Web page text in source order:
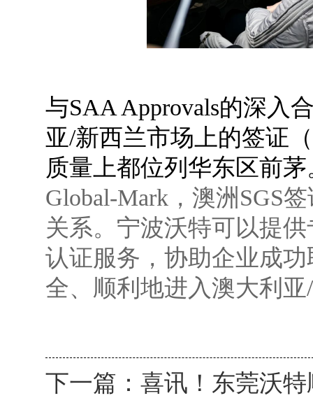
与SAA Approvals的深入
亚/新西兰市场上的签证
质量上都位列华东区前茅
Global-Mark ，澳洲 SGS
关系。 宁波沃特可以提
认证服务，协助企业成
全、顺利地进入澳大利
下一篇： 喜讯！东莞沃